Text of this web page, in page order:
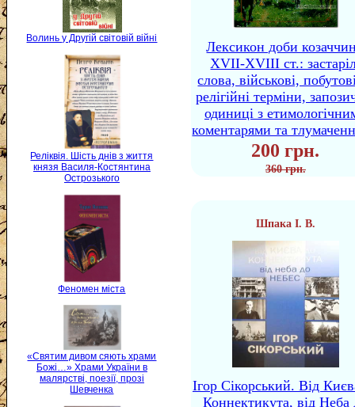
Волинь у Другій світовій війні
Реліквія. Шість днів з життя
князя Василя-Костянтина
Острозького
Феномен міста
«Святим дивом сяють храми
Божі…» Храми України в
малярстві, поезії, прозі
Шевченка
Лексикон доби
XVII-XVIII ст.:
слова, військові,
релігійні терміни,
одиниці з
коментарями та
200 грн.
360 грн.
Шпака І. В.
Ігор Сікорський. Від
Коннектикута, від Неба